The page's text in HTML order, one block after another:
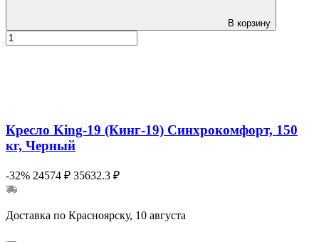
В корзину
Кресло King-19 (Кинг-19) Синхрокомфорт, 150
кг, Черный
-32% 24574 ₽ 35632.3 ₽
Доставка по Красноярску, 10 августа